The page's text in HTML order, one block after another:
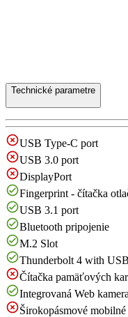
Technické parametre
USB Type-C port
USB 3.0 port
DisplayPort
Fingerprint - čítačka
USB 3.1 port
Bluetooth pripojenie
M.2 Slot
Thunderbolt 4 with
Čítačka pamäťových
Integrovaná Web kamera
Širokopásmové